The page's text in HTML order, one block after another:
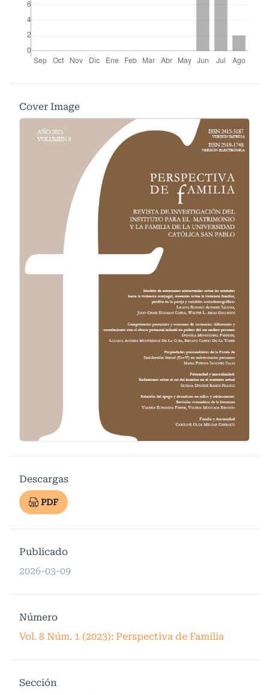
Cover Image
Descargas
PDF
Publicado
2026-03-09
Número
Vol. 8 Núm. 1 (2023): Perspectiva de Familia
Sección